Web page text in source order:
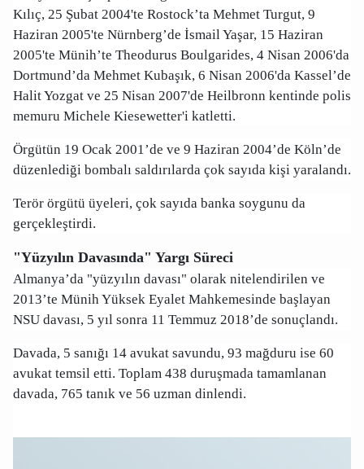
Kılıç, 25 Şubat 2004'te Rostock’ta Mehmet Turgut, 9
Haziran 2005'te Nürnberg’de İsmail Yaşar, 15 Haziran
2005'te Münih’te Theodurus Boulgarides, 4 Nisan 2006'da
Dortmund’da Mehmet Kubaşık, 6 Nisan 2006'da Kassel’de
Halit Yozgat ve 25 Nisan 2007'de Heilbronn kentinde polis
memuru Michele Kiesewetter'i katletti.
Örgütün 19 Ocak 2001’de ve 9 Haziran 2004’de Köln’de
düzenlediği bombalı saldırılarda çok sayıda kişi yaralandı.
Terör örgütü üyeleri, çok sayıda banka soygunu da
gerçekleştirdi.
"Yüzyılın Davasında" Yargı Süreci
Almanya’da "yüzyılın davası" olarak nitelendirilen ve
2013’te Münih Yüksek Eyalet Mahkemesinde başlayan
NSU davası, 5 yıl sonra 11 Temmuz 2018’de sonuçlandı.
Davada, 5 sanığı 14 avukat savundu, 93 mağduru ise 60
avukat temsil etti. Toplam 438 duruşmada tamamlanan
davada, 765 tanık ve 56 uzman dinlendi.